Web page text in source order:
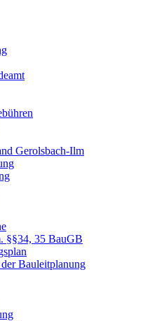
Gerolsbach-Ilm
§§34, 35 BauGB
Bauleitplanung